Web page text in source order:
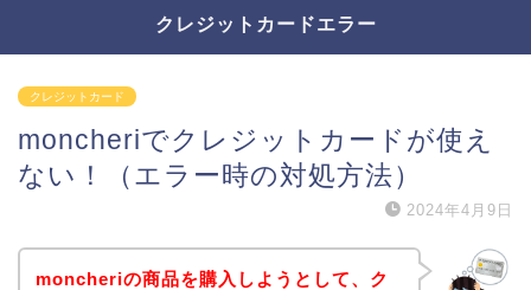
クレジットカードエラー
クレジットカード
moncheriでクレジットカードが使え
ない！（エラー時の対処方法）
2024年4月9日
moncheriの商品を購入しようとして、ク